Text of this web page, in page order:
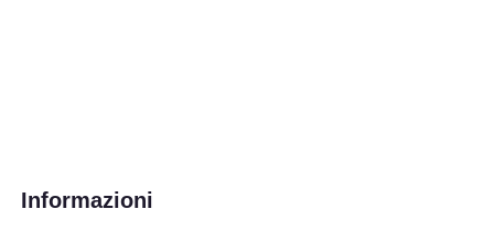
Informazioni